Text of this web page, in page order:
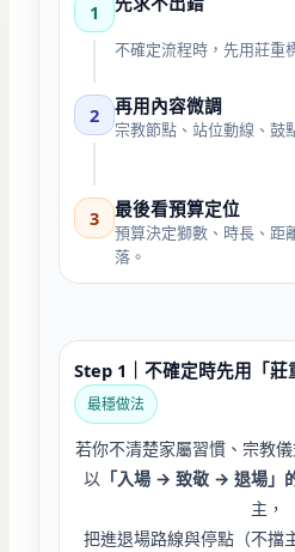
1
不確定流程時，先用莊重
2 再用內容微調
宗教節點、站位動線、鼓
3 最後看預算定位
預算決定獅數、時長、距
落。
Step 1｜不確定時先用「莊
最穩做法
若你不清楚家屬習慣、宗教
以 「入場 → 致敬 → 退場」
主，
把進退場路線與停點（不擋